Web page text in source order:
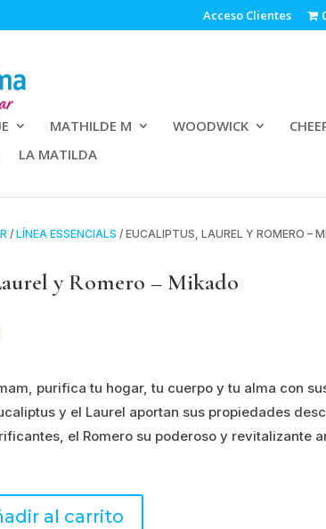
Acceso Clientes
MATHILDE M WOODWICK
LA MATILDA
/LÍNEA ESSENCIALS / EUCALIPTUS, LAUREL Y ROMERO –
y Romero – Mikado
purifica tu hogar, tu cuerpo y tu alma con
y el Laurel aportan sus propiedades
el Romero su poderoso y revitalizante
al carrito